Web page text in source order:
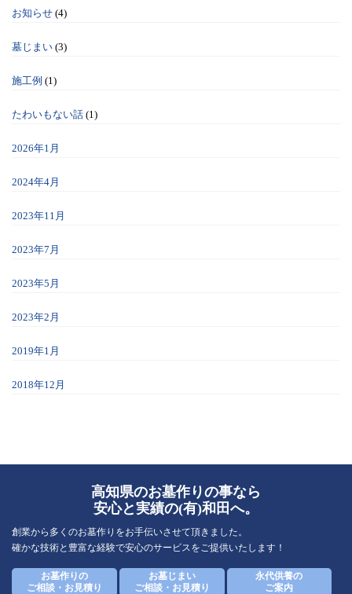
お知らせ (4)
墓じまい (3)
施工例 (1)
たわいもない話 (1)
2026年1月
2024年4月
2023年11月
2023年7月
2023年5月
2023年2月
2019年1月
2018年12月
高知県のお墓作りの事なら
安心と実績の(有)和田へ。
創業から多くのお墓作りをお手伝いさせて頂きました。
確かな技術と豊富な経験で安心のサービスをご提供いたします！
お墓作りの
ご相談・お見積り
お墓じまい
ご相談・お見積り
永代供養の
ご案内